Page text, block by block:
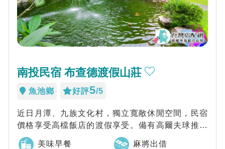
南投民宿 布查德渡假山莊
魚池鄉 好評5/5
近日月潭、九族文化村，獨立寬敞休閒空間，民宿
價格享受高檔飯店的渡假享受。備有高爾夫球推桿
草坪、戲水池、SPA池及視聽會議場地。家族...
美味早餐 麻將出借